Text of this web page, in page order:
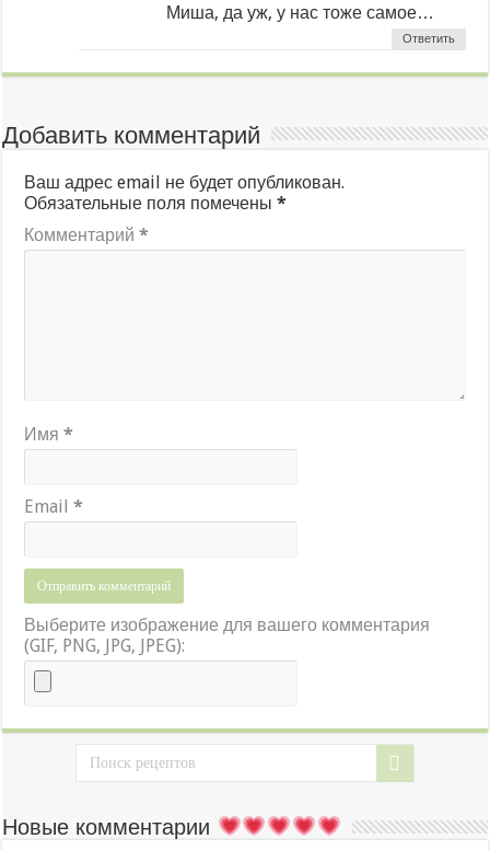
Миша, да уж, у нас тоже самое…
Ответить
Добавить комментарий
Ваш адрес email не будет опубликован.
Обязательные поля помечены*
Комментарий*
Имя*
Email*
Выберите изображение для вашего комментария
(GIF, PNG, JPG, JPEG):
Новые комментарии